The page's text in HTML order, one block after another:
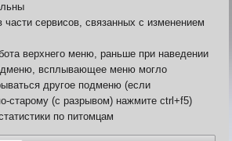
Живые легенды
Заброшенный завод.
Заклинатель. Как
монстров
Землекоп. Расчёт выгоды
Карта БЗО
Карта ЗЛО
сервисов, связанных с изменением
верхнего меню, раньше при наведении
всплывающее меню могло
другое подменю (если
старому (с разрывом) нажмите ctrl+f5)
по питомцам